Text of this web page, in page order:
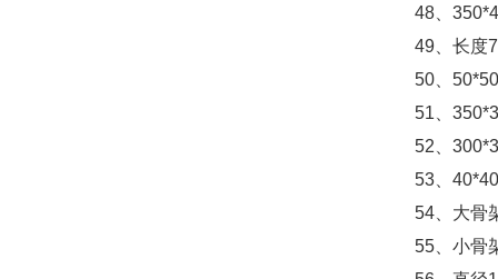
48、
49、长度
50、
51
52
53、 40*40
54、大骨
55、小骨